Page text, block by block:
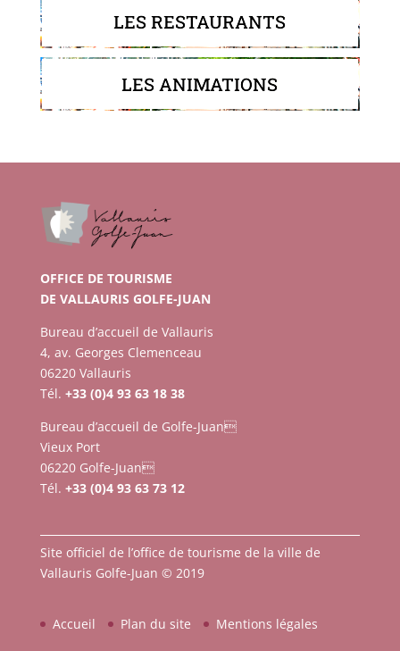
LES RESTAURANTS
LES ANIMATIONS
OFFICE DE TOURISME
DE VALLAURIS GOLFE-JUAN
Bureau d’accueil de Vallauris
4, av. Georges Clemenceau
06220 Vallauris
Tél. +33 (0)4 93 63 18 38
Bureau d’accueil de Golfe-Juan
Vieux Port
06220 Golfe-Juan
Tél. +33 (0)4 93 63 73 12
Site officiel de l’office de tourisme de la ville de
Vallauris Golfe-Juan © 2019
Accueil Plan du site Mentions légales